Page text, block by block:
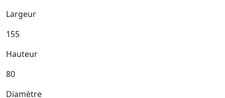
Largeur
155
Hauteur
80
Diamètre